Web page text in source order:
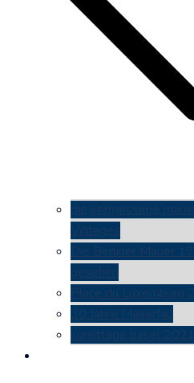
die vermessene
Vintages
Die Berliner Mauer
gesehen
Place du Luxemburg
30 Jahre Mauerfall
kunsttage basel 2021